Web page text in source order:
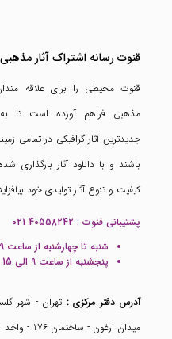
قنوت رسانه اشتراک آثار مذهبی
قنوت محیطی را برای علاقه
مذهبی فراهم آورده است تا به
جدیدترین آثار گرافیکی در تمامی
باشند و با دانلود آثار بارگذاری
کیفیت و تنوع آثار تولیدی خود
پشتیبانی قنوت : 021 40558242
شنبه تا چهارشنبه از ساعت 9 الی 17
پنجشنبه از ساعت 9 الی 15
آدرس دفتر مرکزی : تهران - شهر
میدان ارغون - ساختمان 176 - واحد 601